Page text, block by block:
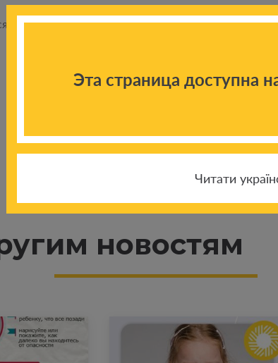
новостью:
новостям
Эта страница доступна
Читати